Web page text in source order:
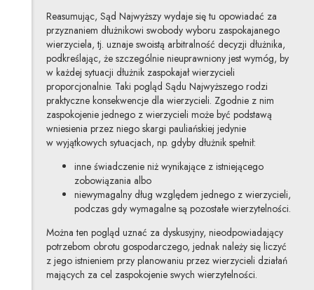
Reasumując, Sąd Najwyższy wydaje się tu opowiadać za
przyznaniem dłużnikowi swobody wyboru zaspokajanego
wierzyciela, tj. uznaje swoistą arbitralność decyzji dłużnika,
podkreślając, że szczególnie nieuprawniony jest wymóg, by
w każdej sytuacji dłużnik zaspokajał wierzycieli
proporcjonalnie. Taki pogląd Sądu Najwyższego rodzi
praktyczne konsekwencje dla wierzycieli. Zgodnie z nim
zaspokojenie jednego z wierzycieli może być podstawą
wniesienia przez niego skargi pauliańskiej jedynie
w wyjątkowych sytuacjach, np. gdyby dłużnik spełnił:
inne świadczenie niż wynikające z istniejącego
zobowiązania albo
niewymagalny dług względem jednego z wierzycieli,
podczas gdy wymagalne są pozostałe wierzytelności.
Można ten pogląd uznać za dyskusyjny, nieodpowiadający
potrzebom obrotu gospodarczego, jednak należy się liczyć
z jego istnieniem przy planowaniu przez wierzycieli działań
mających za cel zaspokojenie swych wierzytelności.